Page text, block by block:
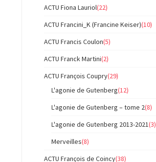
ACTU Fiona Lauriol(22)
ACTU Francini_K (Francine Keiser)(10)
ACTU Francis Coulon(5)
ACTU Franck Martini(2)
ACTU François Coupry(29)
L'agonie de Gutenberg(12)
L'agonie de Gutenberg – tome 2(8)
L'agonie de Gutenberg 2013-2021(3)
Merveilles(8)
ACTU François de Coincy(38)